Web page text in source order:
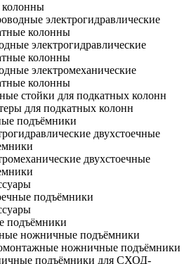
электрогидравлические
колонны
электрогидравлические
колонны
электромеханические
колонны
стойки для подкатных колонн
для подкатных колонн
подъёмники
двухстоечные
двухстоечные
подъёмники
подъёмники
ножничные подъёмники
ножничные подъёмники
подъёмники для СХОД-